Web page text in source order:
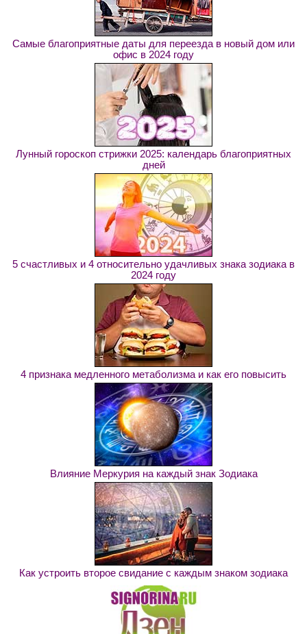
Самые благоприятные даты для переезда в новый дом или
офис в 2024 году
Лунный гороскоп стрижки 2025: календарь благоприятных
дней
5 счастливых и 4 относительно удачливых знака зодиака в
2024 году
4 признака медленного метаболизма и как его повысить
Влияние Меркурия на каждый знак Зодиака
Как устроить второе свидание с каждым знаком зодиака